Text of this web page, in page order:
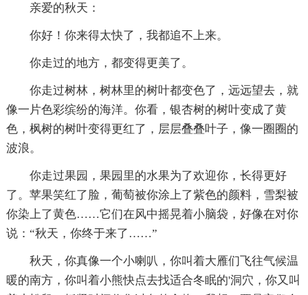
亲爱的秋天：
你好！你来得太快了，我都追不上来。
你走过的地方，都变得更美了。
你走过树林，树林里的树叶都变色了，远远望去，就
像一片色彩缤纷的海洋。你看，银杏树的树叶变成了黄
色，枫树的树叶变得更红了，层层叠叠叶子，像一圈圈的
波浪。
你走过果园，果园里的水果为了欢迎你，长得更好
了。苹果笑红了脸，葡萄被你涂上了紫色的颜料，雪梨被
你染上了黄色……它们在风中摇晃着小脑袋，好像在对你
说：“秋天，你终于来了……”
秋天，你真像一个小喇叭，你叫着大雁们飞往气候温
暖的南方，你叫着小熊快点去找适合冬眠的'洞穴，你又叫